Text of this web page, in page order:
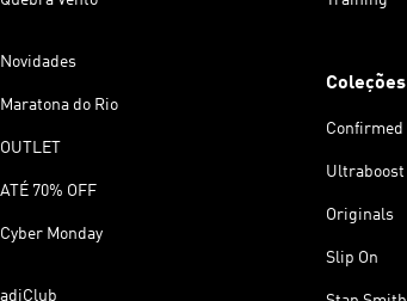
Novidades
Maratona do Rio
OUTLET
ATÉ 70% OFF
Cyber Monday
adiClub
Coleções
Confirmed
Ultraboost
Originals
Slip On